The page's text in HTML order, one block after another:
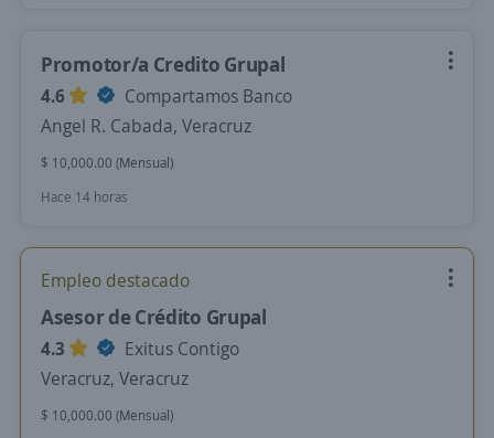
Promotor/a Credito Grupal
4.6
Compartamos Banco
Angel R. Cabada, Veracruz
$ 10,000.00 (Mensual)
Hace 14 horas
Empleo destacado
Asesor de Crédito Grupal
4.3
Exitus Contigo
Veracruz, Veracruz
$ 10,000.00 (Mensual)